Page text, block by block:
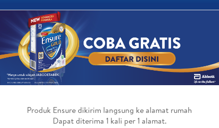
Produk Ensure dikirim langsung ke alamat rumah
Dapat diterima 1 kali per 1 alamat.